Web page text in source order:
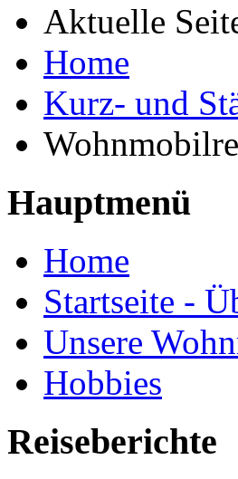
Aktuelle
Home
Kurz- und
Hauptmenü
Home
Startseite -
Unsere
Hobbies
Reiseberichte